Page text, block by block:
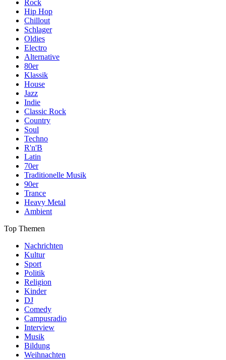
Rock
Hip Hop
Chillout
Schlager
Oldies
Electro
Alternative
80er
Klassik
House
Jazz
Indie
Classic Rock
Country
Soul
Techno
R'n'B
Latin
70er
Traditionelle Musik
90er
Trance
Heavy Metal
Ambient
Top Themen
Nachrichten
Kultur
Sport
Politik
Religion
Kinder
DJ
Comedy
Campusradio
Interview
Musik
Bildung
Weihnachten